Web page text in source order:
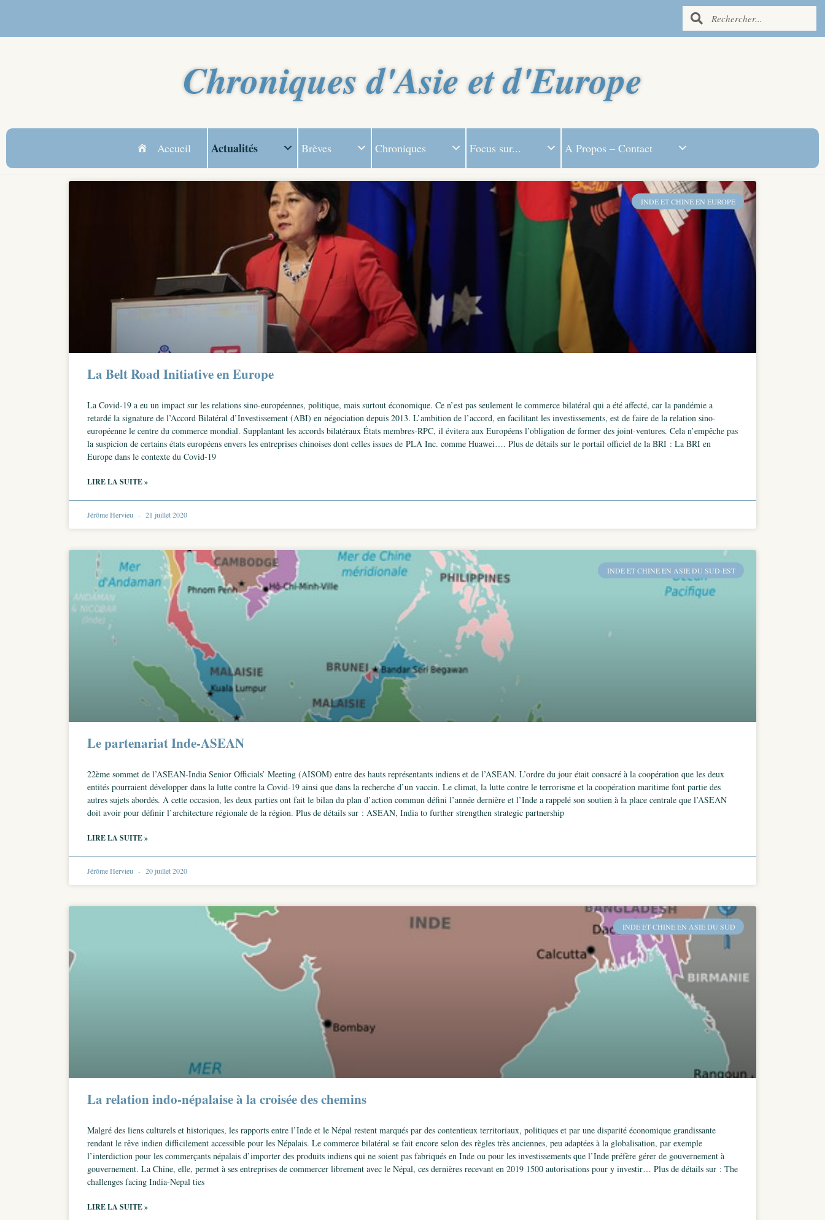
Chroniques d'Asie et d'Europe
Accueil Actualités Brèves Chroniques Focus sur... A Propos – Contact
INDE ET CHINE EN EUROPE
La Belt Road Initiative en Europe
La Covid-19 a eu un impact sur les relations sino-européennes, politique, mais surtout économique. Ce n’est pas seulement le commerce bilatéral qui a été affecté, car la pandémie a
retardé la signature de l’Accord Bilatéral d’Investissement (ABI) en négociation depuis 2013. L’ambition de l’accord, en facilitant les investissements, est de faire de la relation sino-
européenne le centre du commerce mondial. Supplantant les accords bilatéraux États membres-RPC, il évitera aux Européens l’obligation de former des joint-ventures. Cela n’empêche pas
la suspicion de certains états européens envers les entreprises chinoises dont celles issues de PLA Inc. comme Huawei…. Plus de détails sur le portail officiel de la BRI : La BRI en
Europe dans le contexte du Covid-19
LIRE LA SUITE »
Jérôme Hervieu 21 juillet 2020
INDE ET CHINE EN ASIE DU SUD-EST
Le partenariat Inde-ASEAN
22ème sommet de l’ASEAN-India Senior Officials’ Meeting (AISOM) entre des hauts représentants indiens et de l’ASEAN. L’ordre du jour était consacré à la coopération que les deux
entités pourraient développer dans la lutte contre la Covid-19 ainsi que dans la recherche d’un vaccin. Le climat, la lutte contre le terrorisme et la coopération maritime font partie des
autres sujets abordés. À cette occasion, les deux parties ont fait le bilan du plan d’action commun défini l’année dernière et l’Inde a rappelé son soutien à la place centrale que l’ASEAN
doit avoir pour définir l’architecture régionale de la région. Plus de détails sur : ASEAN, India to further strengthen strategic partnership
LIRE LA SUITE »
Jérôme Hervieu 20 juillet 2020
INDE ET CHINE EN ASIE DU SUD
La relation indo-népalaise à la croisée des chemins
Malgré des liens culturels et historiques, les rapports entre l’Inde et le Népal restent marqués par des contentieux territoriaux, politiques et par une disparité économique grandissante
rendant le rêve indien difficilement accessible pour les Népalais. Le commerce bilatéral se fait encore selon des règles très anciennes, peu adaptées à la globalisation, par exemple
l’interdiction pour les commerçants népalais d’importer des produits indiens qui ne soient pas fabriqués en Inde ou pour les investissements que l’Inde préfère gérer de gouvernement à
gouvernement. La Chine, elle, permet à ses entreprises de commercer librement avec le Népal, ces dernières recevant en 2019 1500 autorisations pour y investir… Plus de détails sur : The
challenges facing India-Nepal ties
LIRE LA SUITE »